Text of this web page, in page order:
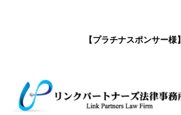
【プラチナスポンサー様】